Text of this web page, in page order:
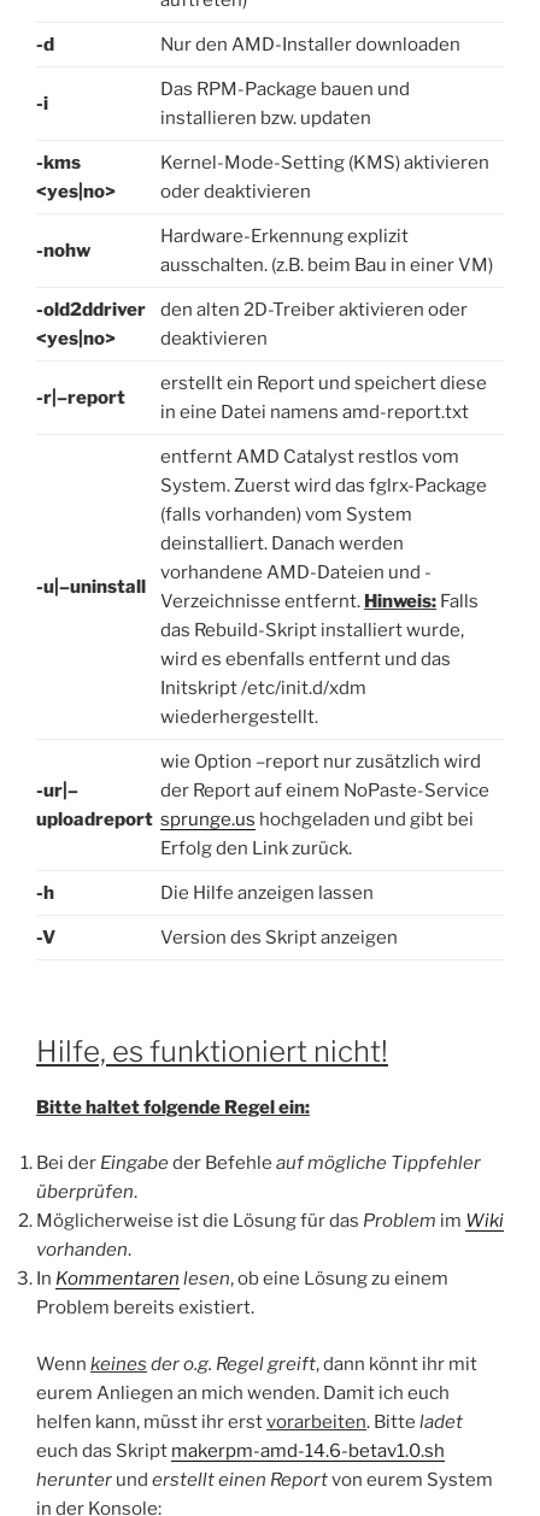
-d Nur den AMD-Installer downloaden
-i
Das RPM-Package bauen und
installieren bzw. updaten
-kms
<yes|no>
Kernel-Mode-Setting (KMS) aktivieren
oder deaktivieren
-nohw
Hardware-Erkennung explizit
ausschalten. (z.B. beim Bau in einer VM)
-old2ddriver
<yes|no>
den alten 2D-Treiber aktivieren oder
deaktivieren
-r|–report
erstellt ein Report und speichert diese
in eine Datei namens amd-report.txt
-u|–uninstall
entfernt AMD Catalyst restlos vom
System. Zuerst wird das fglrx-Package
(falls vorhanden) vom System
deinstalliert. Danach werden
vorhandene AMD-Dateien und -
Verzeichnisse entfernt. Hinweis: Falls
das Rebuild-Skript installiert wurde,
wird es ebenfalls entfernt und das
Initskript /etc/init.d/xdm
wiederhergestellt.
-ur|–
uploadreport
wie Option –report nur zusätzlich wird
der Report auf einem NoPaste-Service
sprunge.us hochgeladen und gibt bei
Erfolg den Link zurück.
-h Die Hilfe anzeigen lassen
-V Version des Skript anzeigen
Hilfe, es funktioniert nicht!
Bitte haltet folgende Regel ein:
Bei der Eingabeder Befehle auf mögliche Tippfehler
überprüfen.
Möglicherweise ist die Lösung für das Problem im Wiki
vorhanden.
In Kommentaren lesen, ob eine Lösung zu einem
Problem bereits existiert.
Wenn keines der o.g. Regel greift, dann könnt ihr mit
eurem Anliegen an mich wenden. Damit ich euch
helfen kann, müsst ihr erstvorarbeiten. Bitte ladet
euch das Skript makerpm-amd-14.6-betav1.0.sh
herunter und erstellt einen Reportvon eurem System
in der Konsole: